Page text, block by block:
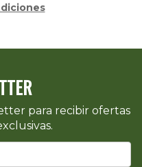
para recibir ofertas